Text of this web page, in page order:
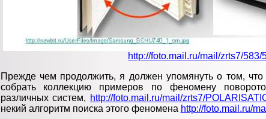
http://foto.mail.ru/mail/zrts7/583/
Прежде чем продолжить, я должен упомянуть о том,
собрать коллекцию примеров по феномену
различных систем, http://foto.mail.ru/mail/zrts7/
некий алгоритм поиска этого феномена http://foto.mail.ru/